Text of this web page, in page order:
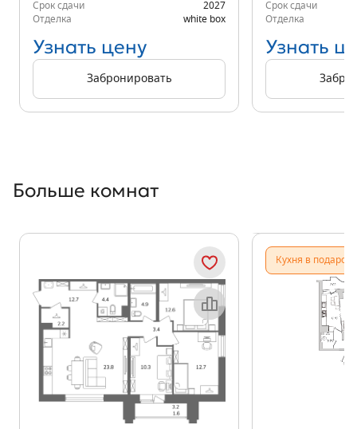
Срок сдачи
2027
Отделка
white box
Узнать цену
Забронировать
Срок сдачи
Отделка
Узнать
Больше комнат
Объект месяца
Кухня в подарок